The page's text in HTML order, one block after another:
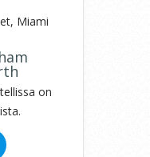
Miami
on